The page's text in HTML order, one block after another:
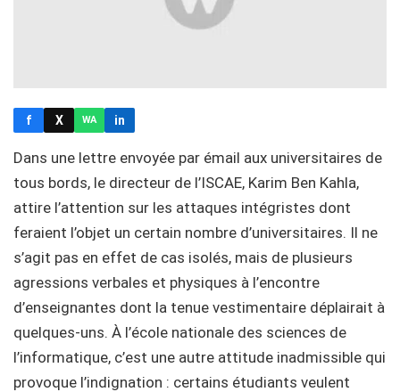
f X WA in
Dans une lettre envoyée par émail aux universitaires de
tous bords, le directeur de l’ISCAE, Karim Ben Kahla,
attire l’attention sur les attaques intégristes dont
feraient l’objet un certain nombre d’universitaires. Il ne
s’agit pas en effet de cas isolés, mais de plusieurs
agressions verbales et physiques à l’encontre
d’enseignantes dont la tenue vestimentaire déplairait à
quelques-uns. À l’école nationale des sciences de
l’informatique, c’est une autre attitude inadmissible qui
provoque l’indignation : certains étudiants veulent